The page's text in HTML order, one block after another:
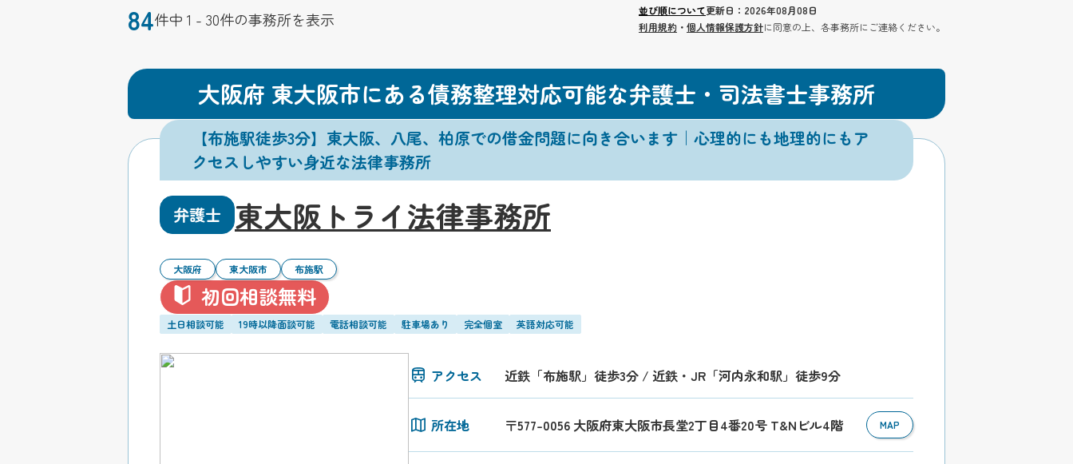
84件中 1 - 30件の事務所を表示 並び順について更新日：2026年08月08日
利用規約 ・ 個人情報保護方針に同意の上、各事務所にご連絡ください。
大阪府 東大阪市にある債務整理対応可能な弁護士・司法書士事務所
【布施駅徒歩3分】東大阪、八尾、柏原での借金問題に向き合います｜心理的にも地理的にもア
クセスしやすい身近な法律事務所
弁護士 東大阪トライ法律事務所
大阪府 東大阪市 布施駅
初回相談無料
土日相談可能 19時以降面談可能 電話相談可能 駐車場あり 完全個室 英語対応可能
アクセス 近鉄「布施駅」徒歩3分 / 近鉄・JR「河内永和駅」徒歩9分
所在地 〒577-0056 大阪府東大阪市長堂2丁目4番20号 T&Nビル4階 MAP